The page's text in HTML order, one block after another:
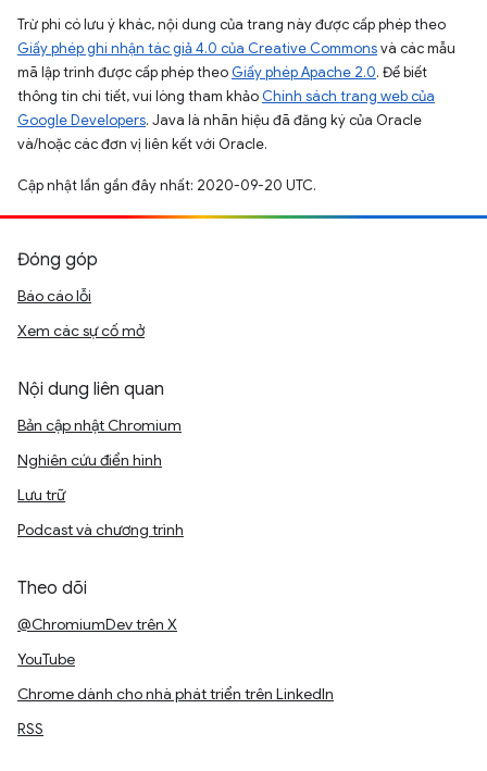
Trừ phi có lưu ý khác, nội dung của trang này được cấp phép theo
Giấy phép ghi nhận tác giả 4.0 của Creative Commonsvà các mẫu
mã lập trình được cấp phép theo Giấy phép Apache 2.0. Để biết
thông tin chi tiết, vui lòng tham khảo Chính sách trang web của
Google Developers. Java là nhãn hiệu đã đăng ký của Oracle
và/hoặc các đơn vị liên kết với Oracle.
Cập nhật lần gần đây nhất: 2020-09-20 UTC.
Đóng góp
Báo cáo lỗi
Xem các sự cố mở
Nội dung liên quan
Bản cập nhật Chromium
Nghiên cứu điển hình
Lưu trữ
Podcast và chương trình
Theo dõi
@ChromiumDev trên X
YouTube
Chrome dành cho nhà phát triển trên LinkedIn
RSS